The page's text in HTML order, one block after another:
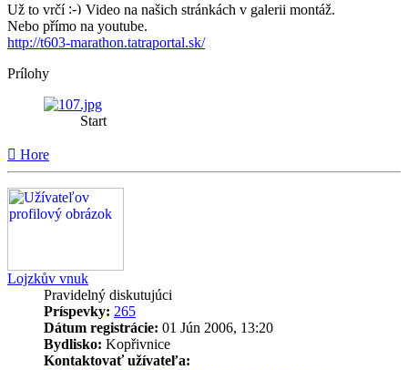
Už to vrčí
Video na našich stránkách v galerii montáž.
Nebo přímo na youtube.
http://t603-marathon.tatraportal.sk/
Prílohy
Start
Hore
Lojzkův vnuk
Pravidelný diskutujúci
Príspevky: 265
Dátum registrácie: 01 Jún 2006, 13:20
Bydlisko: Kopřivnice
Kontaktovať užívateľa: